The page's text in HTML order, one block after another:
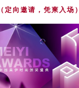
（定向邀请，凭柬入场）